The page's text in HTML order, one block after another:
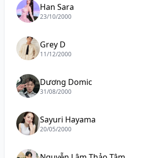
Han Sara
23/10/2000
Grey D
11/12/2000
Dương Domic
31/08/2000
Sayuri Hayama
20/05/2000